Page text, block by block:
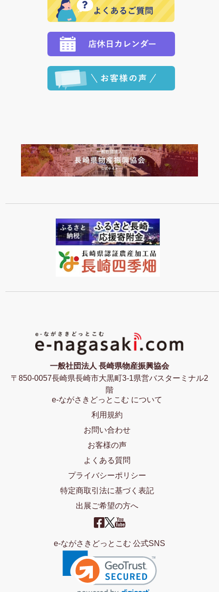
願いいたします。
定された場合は、準備出来次第の便にてお送りいたし
ます。 （到着日指定をされている場合は、ご指定の日
程に合わせてお届けいたします。）
一般社団法人 長崎県物産振興協会
〒850-0057長崎県長崎市大黒町3-1県営バスターミナル2
階
e-ながさきどっとこむ について
利用規約
お問い合わせ
お客様の声
よくある質問
プライバシーポリシー
特定商取引法に基づく表記
出展ご希望の方へ
e-ながさきどっとこむ 公式SNS